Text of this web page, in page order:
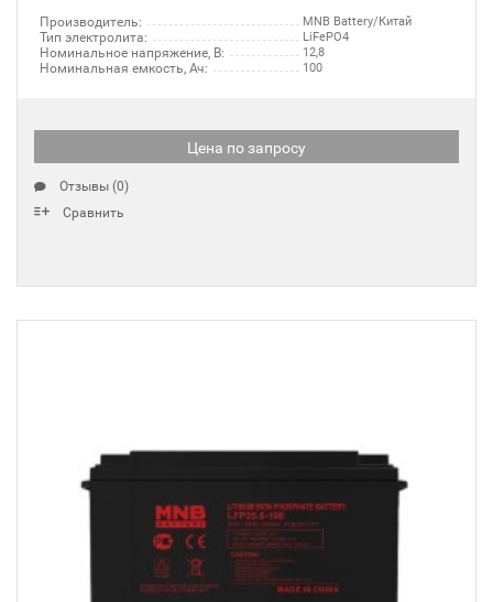
Производитель: MNB Battery/Китай
Тип электролита: LiFePO4
Номинальное напряжение, В: 12,8
Номинальная емкость, Ач: 100
Цена по запросу
Отзывы (0)
Сравнить